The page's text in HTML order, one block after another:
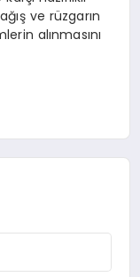
ve rüzgarın
alınmasını